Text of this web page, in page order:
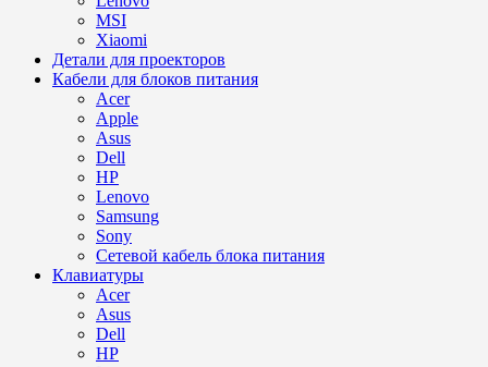
MSI
Xiaomi
Детали для проекторов
Кабели для блоков питания
Acer
Apple
Asus
Dell
HP
Lenovo
Samsung
Sony
Сетевой кабель блока питания
Клавиатуры
Acer
Asus
Dell
HP